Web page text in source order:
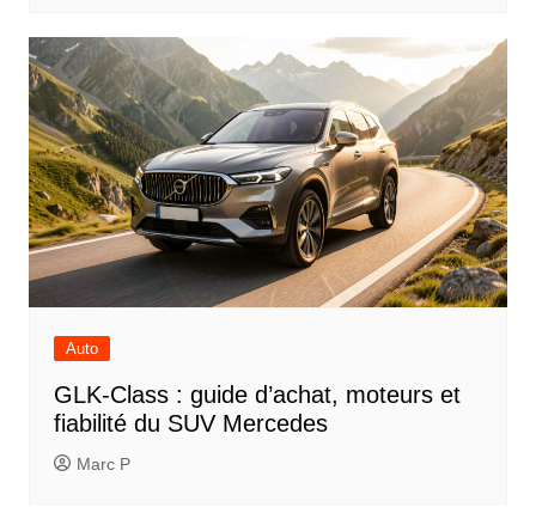
Auto
GLK-Class : guide d’achat, moteurs et
fiabilité du SUV Mercedes
Marc P